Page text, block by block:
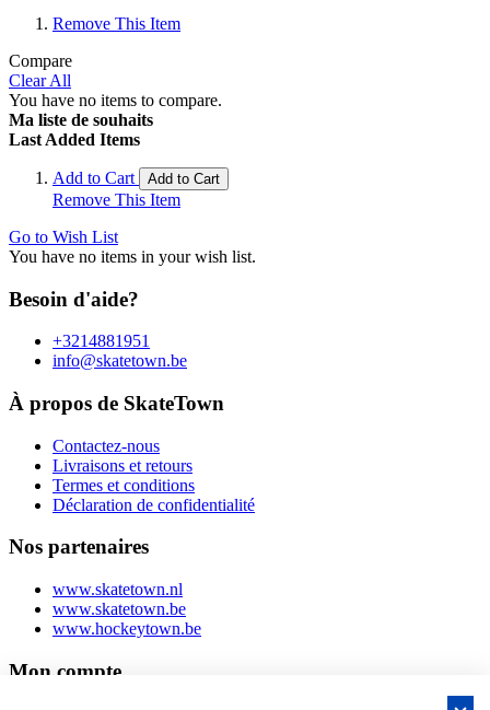
Remove This Item
Compare
Clear All
You have no items to compare.
Ma liste de souhaits
Last Added Items
Add to Cart Add to Cart
Remove This Item
Go to Wish List
You have no items in your wish list.
Besoin d'aide?
+3214881951
info@skatetown.be
À propos de SkateTown
Contactez-nous
Livraisons et retours
Termes et conditions
Déclaration de confidentialité
Nos partenaires
www.skatetown.nl
www.skatetown.be
www.hockeytown.be
Mon compte